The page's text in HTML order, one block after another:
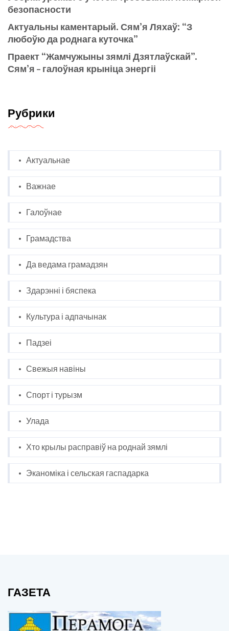
безопасности
Актуальны каментарый. Сям’я Ляхаў: “З
любоўю да роднага куточка”
Праект “Жамчужыны зямлі Дзятлаўскай”.
Сям’я – галоўная крыніца энергіі
Рубрики
Актуальнае
Важнае
Галоўнае
Грамадства
Да ведама грамадзян
Здарэнні і бяспека
Культура і адпачынак
Падзеі
Свежыя навіны
Спорт і турызм
Улада
Хто крылы расправіў на роднай зямлі
Эканоміка і сельская гаспадарка
ГАЗЕТА